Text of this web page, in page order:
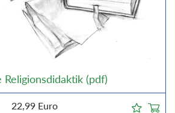
(pdf)
22,99 Euro